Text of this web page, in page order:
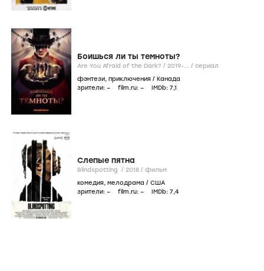
Боишься ли ты темноты?
Are You Afraid of the Dark? / 2019-... / сериал
фэнтези, приключения / Канада
зрители: – film.ru: – IMDb: 7,1
Слепые пятна
Blindspotting / 2018 / фильм
комедия, мелодрама / США
зрители: – film.ru: – IMDb: 7,4